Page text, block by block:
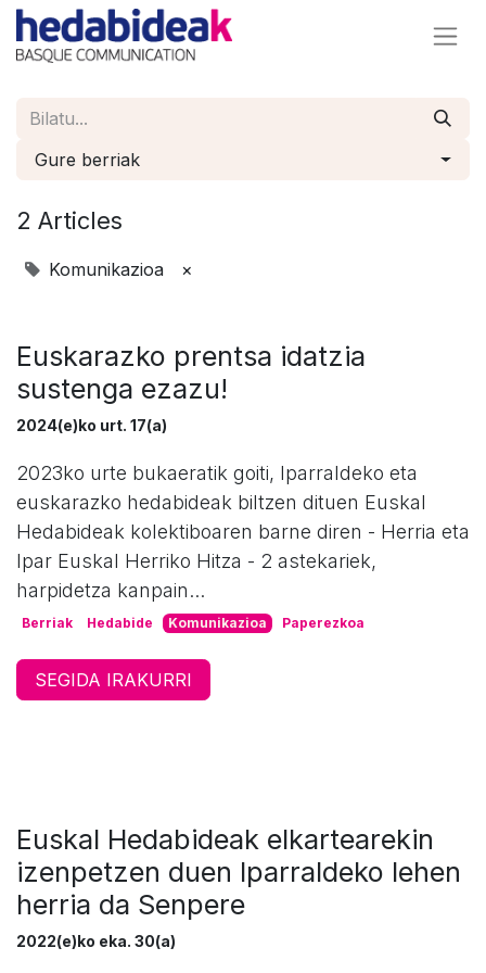
Gure berriak
2 Articles
Komunikazioa ×
Euskarazko prentsa idatzia
sustenga ezazu!
2024(e)ko urt. 17(a)
2023ko urte bukaeratik goiti, Iparraldeko eta
euskarazko hedabideak biltzen dituen Euskal
Hedabideak kolektiboaren barne diren - Herria eta
Ipar Euskal Herriko Hitza - 2 astekariek,
harpidetza kanpain...
Berriak Hedabide Komunikazioa Paperezkoa
SEGIDA IRAKURRI
Euskal Hedabideak elkartearekin
izenpetzen duen Iparraldeko lehen
herria da Senpere
2022(e)ko eka. 30(a)